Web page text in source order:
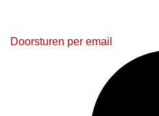
Doorsturen per email